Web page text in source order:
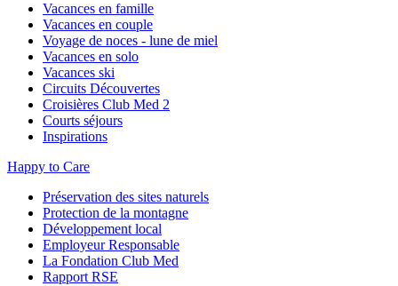
Vacances en famille
Vacances en couple
Voyage de noces - lune de miel
Vacances en solo
Vacances ski
Circuits Découvertes
Croisières Club Med 2
Courts séjours
Inspirations
Happy to Care
Préservation des sites naturels
Protection de la montagne
Développement local
Employeur Responsable
La Fondation Club Med
Rapport RSE